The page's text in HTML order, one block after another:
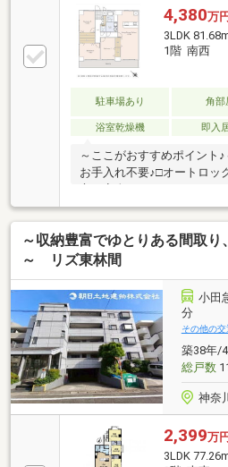
4,380万
3LDK
1階 南西
駐車場あり 角部
浴室乾燥機
即入
～ここがおすすめポイント
お手入れ不要♪□オートロッ
心・安全のセキュリティー
の好立地♪□駐車場専用使用
可物件♪（室内で飼育する
周年の実績】この地域に特
からこその、物件情報があ
おります。※自己資金を使
ンを組んでいるけど大丈夫
連絡ください。☆フリーダ
～収納豊富でゆとりある間取
～ リズ東林間
小田
分
その他の交
築38年/
総戸数
神奈
2,399万
3LDK